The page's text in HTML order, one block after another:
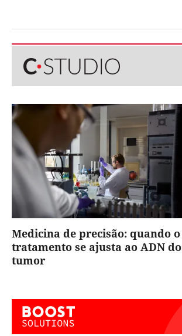
Medicina de precisão: quando o
tratamento se ajusta ao ADN do
tumor